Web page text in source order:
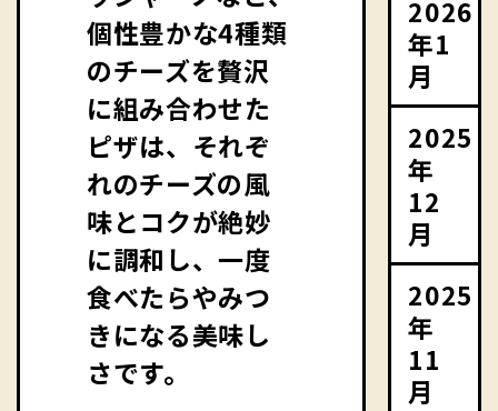
個性豊かな4種類
のチーズを贅沢
に組み合わせた
ピザは、それぞ
れのチーズの風
味とコクが絶妙
に調和し、一度
食べたらやみつ
きになる美味し
さです。
2026
年1
月
2025
年
12
月
2025
年
11
月